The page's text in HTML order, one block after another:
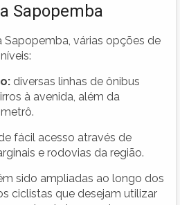
Sapopemba
Sapopemba, várias opções de
diversas linhas de ônibus
à avenida, além da
fácil acesso através de
e rodovias da região.
sido ampliadas ao longo dos
ciclistas que desejam utilizar